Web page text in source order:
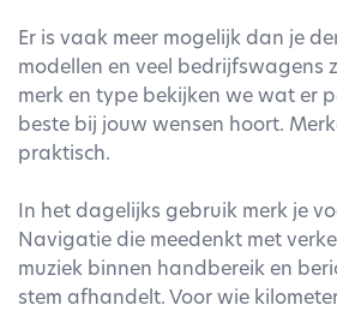
Er is vaak meer mogelijk dan je
modellen en veel bedrijfswagens
merk en type bekijken we wat er
beste bij jouw wensen hoort.
praktisch.
In het dagelijks gebruik merk je
Navigatie die meedenkt met
muziek binnen handbereik en
stem afhandelt. Voor wie